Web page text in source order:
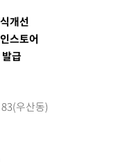
개선
스토어
급
우산동)